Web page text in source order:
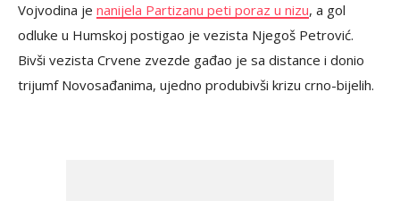
Vojvodina je nanijela Partizanu peti poraz u nizu, a gol
odluke u Humskoj postigao je vezista Njegoš Petrović.
Bivši vezista Crvene zvezde gađao je sa distance i donio
trijumf Novosađanima, ujedno produbivši krizu crno-bijelih.